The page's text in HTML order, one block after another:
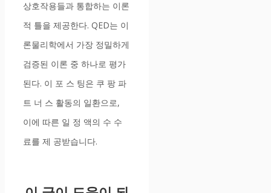
상호작용들과 통합하는 이론
적 틀을 제공한다. QED는 이
론물리학에서 가장 정밀하게
검증된 이론 중 하나로 평가
된다. 이 포 스 팅은 쿠 팡 파
트 너 스 활동의 일환으로,
이에 따른 일 정 액의 수 수
료를 제 공받습니다.